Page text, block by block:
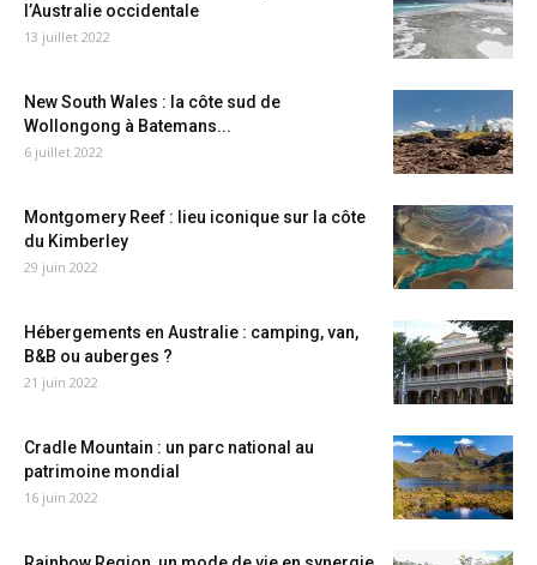
l’Australie occidentale
13 juillet 2022
New South Wales : la côte sud de
Wollongong à Batemans...
6 juillet 2022
Montgomery Reef : lieu iconique sur la côte
du Kimberley
29 juin 2022
Hébergements en Australie : camping, van,
B&B ou auberges ?
21 juin 2022
Cradle Mountain : un parc national au
patrimoine mondial
16 juin 2022